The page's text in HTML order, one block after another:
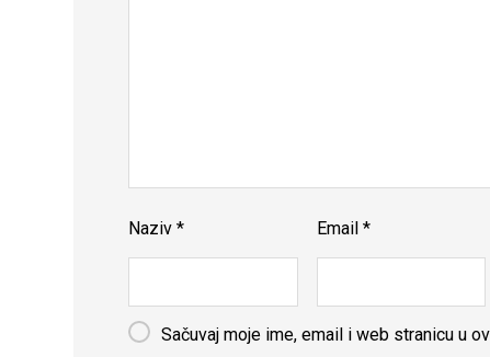
Naziv* Email *
Sačuvaj moje ime, email i web stranicu u